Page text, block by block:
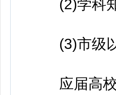
(2)学科知
(3)市级以
应届高校